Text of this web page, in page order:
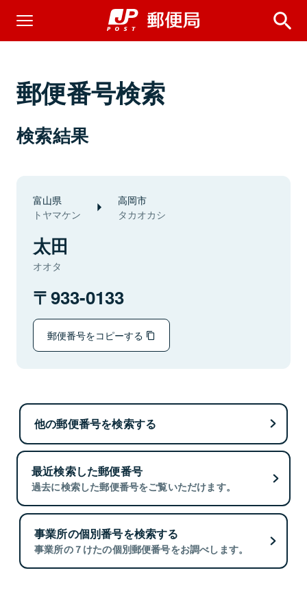
郵便番号検索
検索結果
富山県
トヤマケン
高岡市
タカオカシ
太田
オオタ
933-0133
郵便番号をコピーする
他の郵便番号を検索する
最近検索した郵便番号
過去に検索した郵便番号をご覧いただけます。
事業所の個別番号を検索する
事業所の７けたの個別郵便番号をお調べします。